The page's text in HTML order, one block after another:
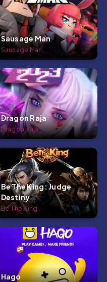
Sausage Man
Sausage Man
Dragon Raja
Dragon Raja
Be The King: Judge
Destiny
Be The King
Hago